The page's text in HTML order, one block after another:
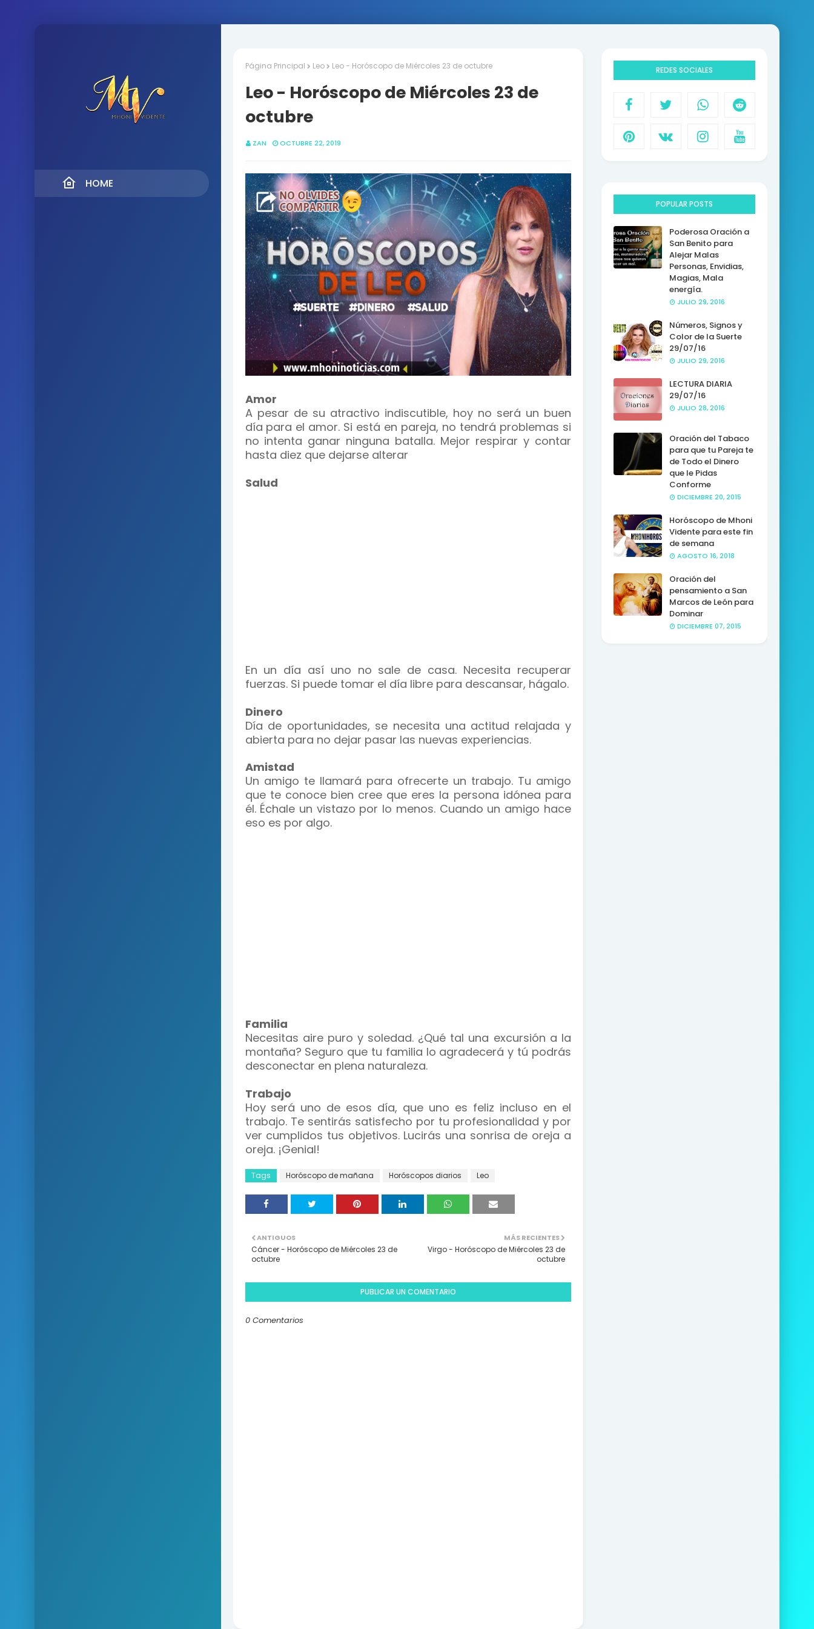
HOME
Página Principal Leo Leo - Horóscopo de Miércoles 23 de octubre
Leo - Horóscopo de Miércoles 23 de
octubre
ZAN OCTUBRE 22, 2019
Amor
A pesar de su atractivo indiscutible, hoy no será un buen
día para el amor. Si está en pareja, no tendrá problemas si
no intenta ganar ninguna batalla. Mejor respirar y contar
hasta diez que dejarse alterar
Salud
En un día así uno no sale de casa. Necesita recuperar
fuerzas. Si puede tomar el día libre para descansar, hágalo.
Dinero
Día de oportunidades, se necesita una actitud relajada y
abierta para no dejar pasar las nuevas experiencias.
Amistad
Un amigo te llamará para ofrecerte un trabajo. Tu amigo
que te conoce bien cree que eres la persona idónea para
él. Échale un vistazo por lo menos. Cuando un amigo hace
eso es por algo.
Familia
Necesitas aire puro y soledad. ¿Qué tal una excursión a la
montaña? Seguro que tu familia lo agradecerá y tú podrás
desconectar en plena naturaleza.
Trabajo
Hoy será uno de esos día, que uno es feliz incluso en el
trabajo. Te sentirás satisfecho por tu profesionalidad y por
ver cumplidos tus objetivos. Lucirás una sonrisa de oreja a
oreja. ¡Genial!
Tags Horóscopo de mañana Horóscopos diarios Leo
MÁS RECIENTES
Virgo - Horóscopo de Miércoles 23 de
octubre
ANTIGUOS
Cáncer - Horóscopo de Miércoles 23 de
octubre
PUBLICAR UN COMENTARIO
0 Comentarios
REDES SOCIALES
POPULAR POSTS
Poderosa Oración a
San Benito para
Alejar Malas
Personas, Envidias,
Magias, Mala
energía.
JULIO 29, 2016
Números, Signos y
Color de la Suerte
29/07/16
JULIO 29, 2016
LECTURA DIARIA
29/07/16
JULIO 28, 2016
Oración del Tabaco
para que tu Pareja te
de Todo el Dinero
que le Pidas
Conforme
DICIEMBRE 20, 2015
Horóscopo de Mhoni
Vidente para este fin
de semana
AGOSTO 16, 2018
Oración del
pensamiento a San
Marcos de León para
Dominar
DICIEMBRE 07, 2015